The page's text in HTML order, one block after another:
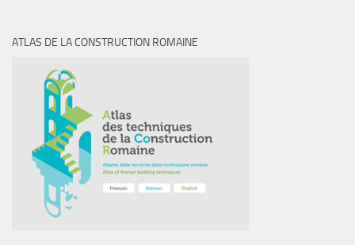
ATLAS DE LA CONSTRUCTION ROMAINE